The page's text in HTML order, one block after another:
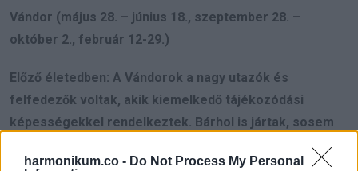
harmonikum.co - Do Not Process My Personal
Vándor (május 28. – június 18., szeptember 28. –
október 2., február 12-29.)
Előző életedben: A Vándorok a nagy utazók és
felfedezők voltak, akik kiemelkedő tájékozódási
képességekkel rendelkeztek. Bárhol is jártak, sosem
érkeztek időben, hiszen hajlamosak voltak eltévedni az
érdekes beszélgetések és történetek miatt.